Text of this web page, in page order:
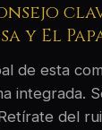
y El
de esta
integrada.
del